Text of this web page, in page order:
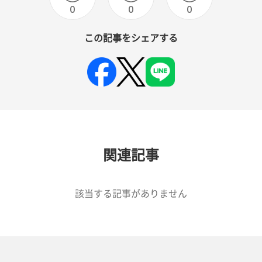
0 0 0
この記事をシェアする
関連記事
該当する記事がありません